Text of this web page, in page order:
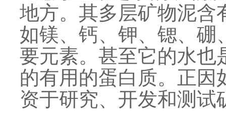
地方。其多层矿物泥含
如镁、钙、钾、锶、硼
要元素。甚至它的水也
的有用的蛋白质。正因
资于研究、开发和测试